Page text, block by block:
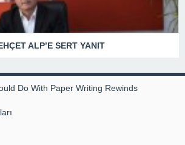
ALP’E SERT YANIT
Do With Paper Writing Rewinds